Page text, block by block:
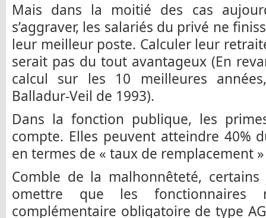
Mais dans la moitié des cas
s’aggraver, les salariés du privé ne
leur meilleur poste. Calculer leur
serait pas du tout avantageux (En
calcul sur les 10 meilleures
Balladur-Veil de 1993).
Dans la fonction publique, les
compte. Elles peuvent atteindre 40%
en termes de « taux de remplacement
Comble de la malhonnêteté, certains
omettre que les fonctionnaires
complémentaire obligatoire de type